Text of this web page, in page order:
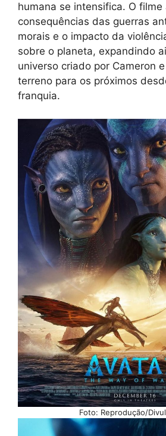
humana se intensifica. O filme
consequências das guerras
morais e o impacto da
sobre o planeta, expandindo
universo criado por Cameron
terreno para os próximos
franquia.
Foto: Reprodução/